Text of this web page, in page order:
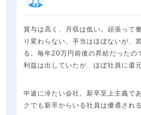
賞与は高く、月収は低い。頑張って
り変わらない。手当はほぼないが、
る。毎年20万円前後の昇給だったの
利益は出していたが、ほぼ社員に還
中途に冷たい会社。新卒至上主義で
クでも新卒からいる社員は優遇される